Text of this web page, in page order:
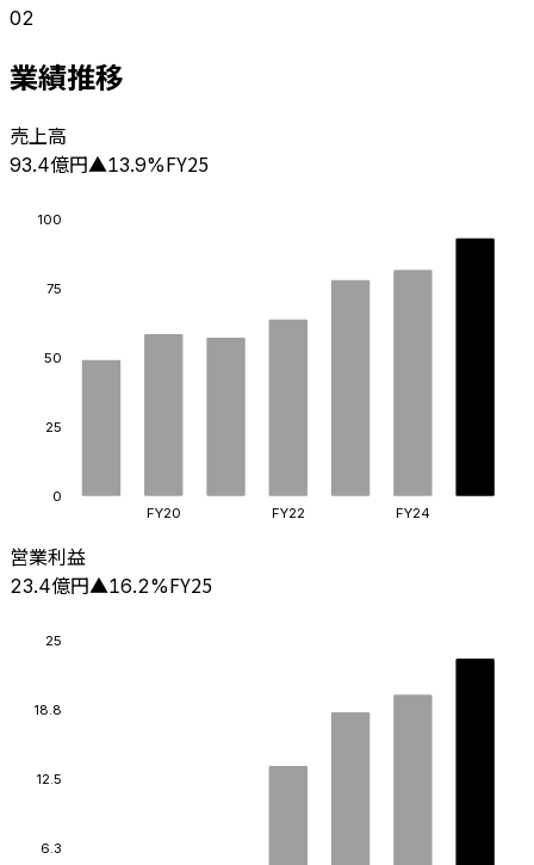
02
業績推移
売上高
93.4億円▲13.9%FY25
0
25
50
75
100
FY20 FY22 FY24
営業利益
23.4億円▲16.2%FY25
6.3
12.5
18.8
25